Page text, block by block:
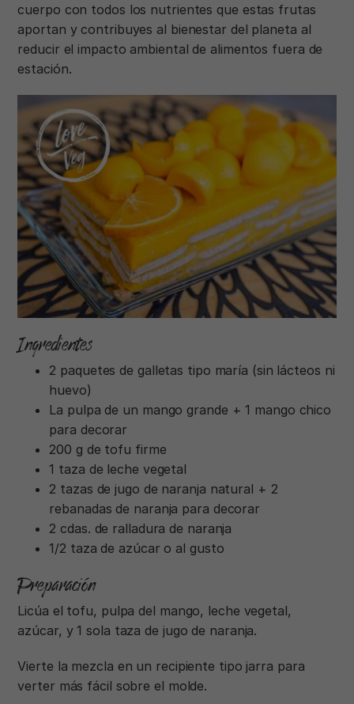
cuerpo con todos los nutrientes que estas frutas
aportan y contribuyes al bienestar del planeta al
reducir el impacto ambiental de alimentos fuera de
estación.
Ingredientes
2 paquetes de galletas tipo maría (sin lácteos ni
huevo)
La pulpa de un mango grande + 1 mango chico
para decorar
200 g de tofu firme
1 taza de leche vegetal
2 tazas de jugo de naranja natural + 2
rebanadas de naranja para decorar
2 cdas. de ralladura de naranja
1/2 taza de azúcar o al gusto
Preparación
Licúa el tofu, pulpa del mango, leche vegetal,
azúcar, y 1 sola taza de jugo de naranja.
Vierte la mezcla en un recipiente tipo jarra para
verter más fácil sobre el molde.